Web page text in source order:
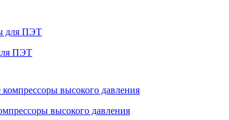
ПЭТ
высокого давления